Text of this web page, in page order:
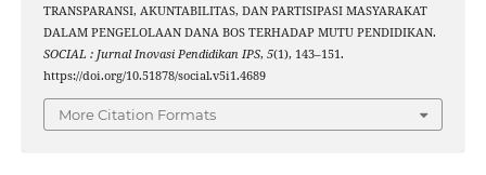
TRANSPARANSI, AKUNTABILITAS, DAN PARTISIPASI MASYARAKAT
DALAM PENGELOLAAN DANA BOS TERHADAP MUTU PENDIDIKAN.
SOCIAL : Jurnal Inovasi Pendidikan IPS, 5(1), 143–151.
https://doi.org/10.51878/social.v5i1.4689
More Citation Formats